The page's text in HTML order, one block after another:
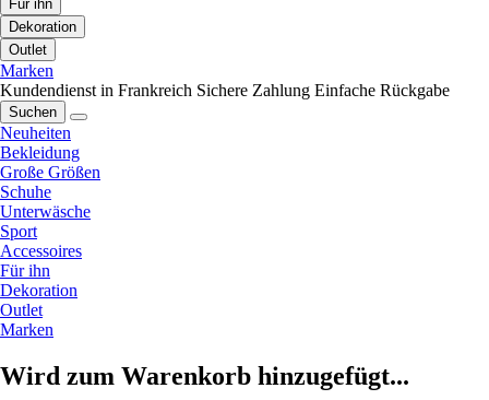
Für ihn
Dekoration
Outlet
Marken
Kundendienst in Frankreich Sichere Zahlung Einfache Rückgabe
Suchen
Neuheiten
Bekleidung
Große Größen
Schuhe
Unterwäsche
Sport
Accessoires
Für ihn
Dekoration
Outlet
Marken
Wird zum Warenkorb hinzugefügt...